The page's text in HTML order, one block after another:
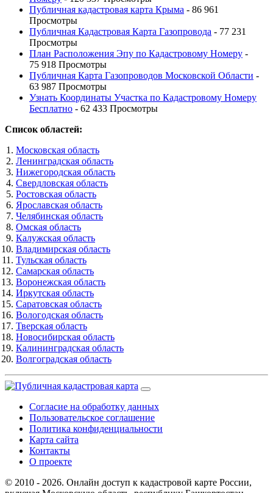
Публичная кадастровая карта Крыма - 86 961
Просмотры
Публичная Кадастровая Карта Газопровода - 77 231
Просмотры
План Расположения Эпу по Кадастровому Номеру -
75 918 Просмотры
Публичная Карта Газопроводов Московской Области -
63 987 Просмотры
Узнать Координаты Участка по Кадастровому Номеру
Бесплатно - 62 433 Просмотры
Список областей:
Московская область
Ленинградская область
Нижегородская область
Свердловская область
Ростовская область
Ярославская область
Челябинская область
Омская область
Калужская область
Владимирская область
Тульская область
Самарская область
Воронежская область
Иркутская область
Саратовская область
Вологодская область
Тверская область
Новосибирская область
Калининградская область
Волгоградская область
Согласие на обработку данных
Пользовательское соглашение
Политика конфиденциальности
Карта сайта
Контакты
О проекте
© 2010 - 2026. Онлайн доступ к кадастровой карте России,